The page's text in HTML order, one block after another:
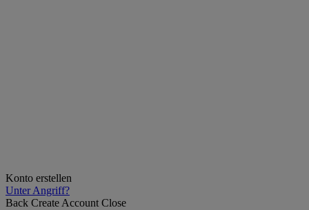
Konto erstellen
Unter Angriff?
Back Create Account Close